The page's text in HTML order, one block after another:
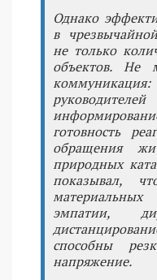
Однако
в
не только
объектов. Не
готовность
обращения
природных
показывал,
эмпатии,
способны
напряжение.